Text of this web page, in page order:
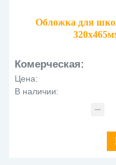
Обложка для
Комерческая:
Цена:
В наличии: